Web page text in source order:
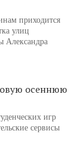
приходится
улиц
Александра
осеннюю
игр
сервисы